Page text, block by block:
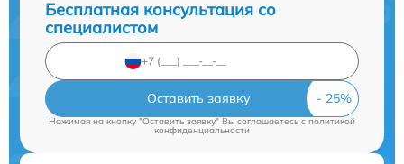
Бесплатная консультация со
специалистом
Оставить заявку
Нажимая на кнопку "Оставить заявку" Вы соглашаетесь cполитикой
конфиденциальности